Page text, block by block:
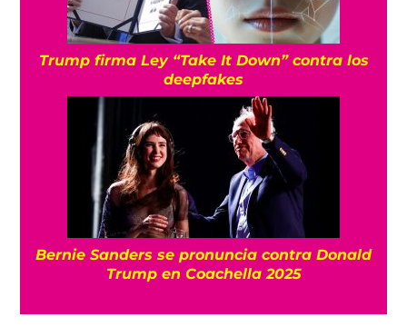
Trump firma Ley “Take It Down” contra los
deepfakes
Bernie Sanders se pronuncia contra Donald
Trump en Coachella 2025